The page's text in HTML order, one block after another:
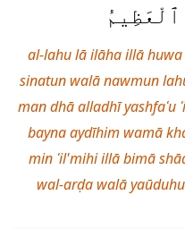
ٱلْعَظِيمُ
al-lahu lā ilāha illā
sinatun walā nawmun
man dhā alladhī yashfaʿu
bayna aydīhim wamā
min ʿil'mihi illā bimā
wal-arḍa walā